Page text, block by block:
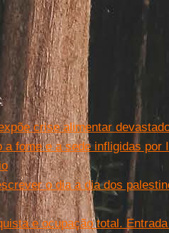
crise alimentar
fome e a sede infligidas por
o dia a dia dos
e ocupação total.